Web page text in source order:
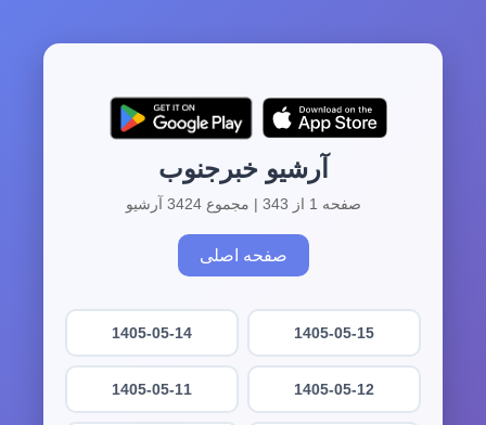
آرشیو خبرجنوب
صفحه 1 از 343 | مجموع 3424 آرشیو
صفحه اصلی
1405-05-15
1405-05-14
1405-05-12
1405-05-11